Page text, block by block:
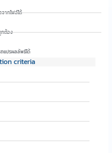
ากไฟล์ได้
กต้อง
แปรผลลัพธ์ได้
criteria